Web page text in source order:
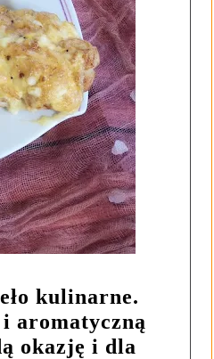
kulinarne.
aromatyczną
okazję i dla